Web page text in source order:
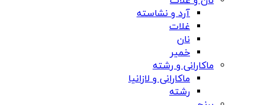
آرد و نشاسته
غلات
نان
خمیر
ماکارانی و رشته
ماکارانی و لازانیا
رشته